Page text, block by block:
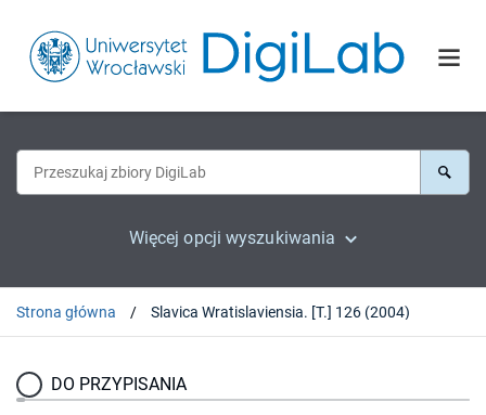
Więcej opcji wyszukiwania
Strona główna Slavica Wratislaviensia. [T.] 126 (2004)
DO PRZYPISANIA